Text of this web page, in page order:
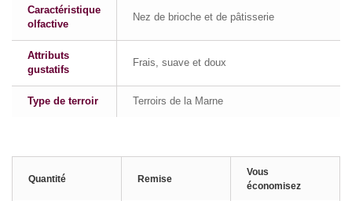
Caractéristique
olfactive
Nez de brioche et de pâtisserie
Attributs
gustatifs
Frais, suave et doux
Type de terroir Terroirs de la Marne
Quantité Remise
Vous
économisez